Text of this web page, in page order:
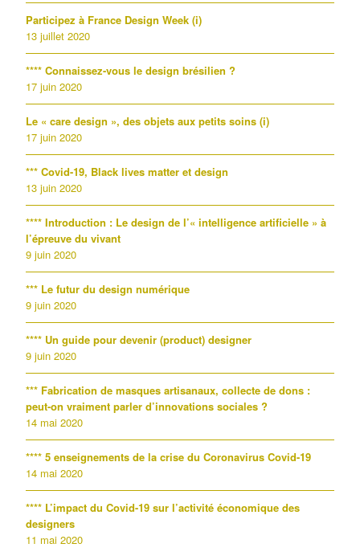
Participez à France Design Week (i)
13 juillet 2020
**** Connaissez-vous le design brésilien ?
17 juin 2020
Le « care design », des objets aux petits soins (i)
17 juin 2020
*** Covid-19, Black lives matter et design
13 juin 2020
**** Introduction : Le design de l’« intelligence artificielle » à
l’épreuve du vivant
9 juin 2020
*** Le futur du design numérique
9 juin 2020
**** Un guide pour devenir (product) designer
9 juin 2020
*** Fabrication de masques artisanaux, collecte de dons :
peut-on vraiment parler d’innovations sociales ?
14 mai 2020
**** 5 enseignements de la crise du Coronavirus Covid-19
14 mai 2020
**** L’impact du Covid-19 sur l’activité économique des
designers
11 mai 2020